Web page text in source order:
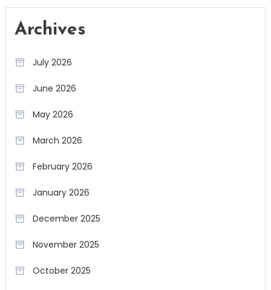
Archives
July 2026
June 2026
May 2026
March 2026
February 2026
January 2026
December 2025
November 2025
October 2025